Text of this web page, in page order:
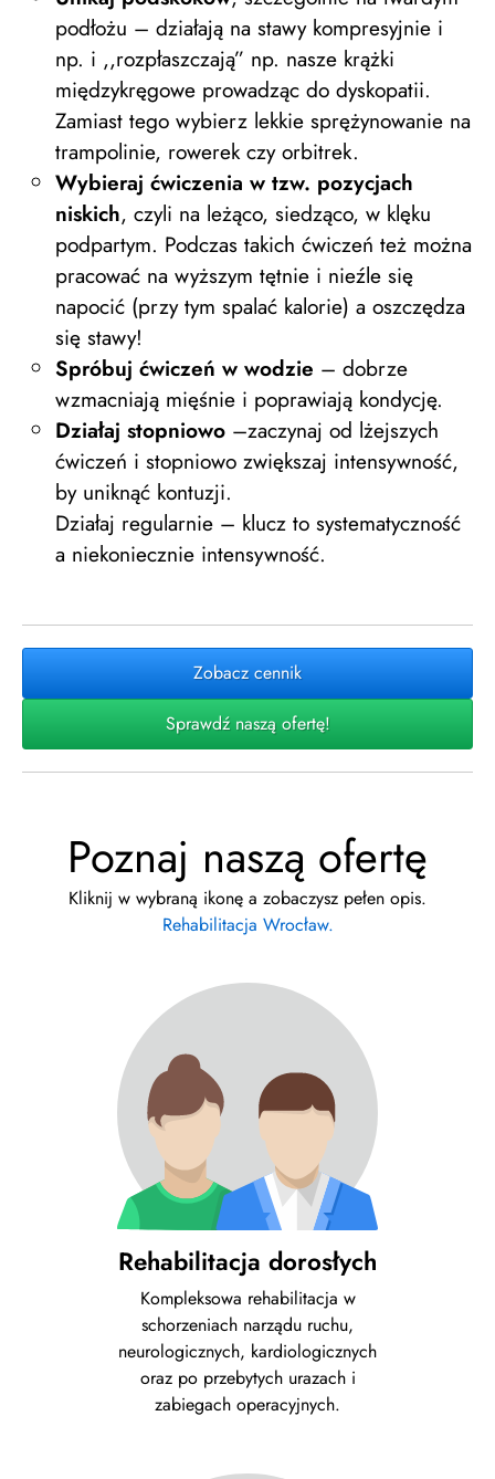
podłożu – działają na stawy kompresyjnie i
np. i ,,rozpłaszczają” np. nasze krążki
międzykręgowe prowadząc do dyskopatii.
Zamiast tego wybierz lekkie sprężynowanie na
trampolinie, rowerek czy orbitrek.
Wybieraj ćwiczenia w tzw. pozycjach
niskich, czyli na leżąco, siedząco, w klęku
podpartym. Podczas takich ćwiczeń też można
pracować na wyższym tętnie i nieźle się
napocić (przy tym spalać kalorie) a oszczędza
się stawy!
Spróbuj ćwiczeń w wodzie – dobrze
wzmacniają mięśnie i poprawiają kondycję.
Działaj stopniowo –zaczynaj od lżejszych
ćwiczeń i stopniowo zwiększaj intensywność,
by uniknąć kontuzji.
Działaj regularnie – klucz to systematyczność
a niekoniecznie intensywność.
Zobacz cennik
Sprawdź naszą ofertę!
Poznaj naszą ofertę
Kliknij w wybraną ikonę a zobaczysz pełen opis.
Rehabilitacja Wrocław.
Rehabilitacja dorosłych
Kompleksowa rehabilitacja w
schorzeniach narządu ruchu,
neurologicznych, kardiologicznych
oraz po przebytych urazach i
zabiegach operacyjnych.